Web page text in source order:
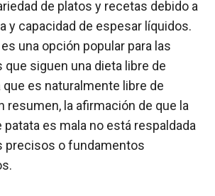
de platos y recetas debido a
y capacidad de espesar líquidos.
una opción popular para las
que siguen una dieta libre de
que es naturalmente libre de
resumen, la afirmación de que la
patata es mala no está respaldada
precisos o fundamentos